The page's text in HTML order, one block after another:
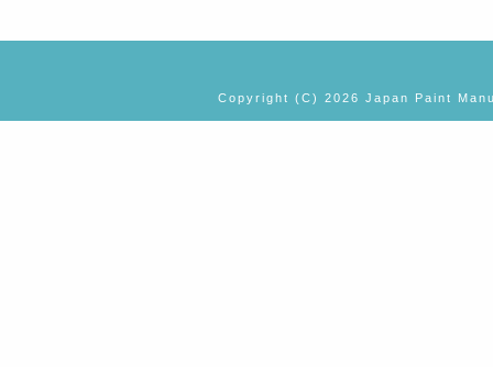
Copyright (C) 2026 Japan Paint